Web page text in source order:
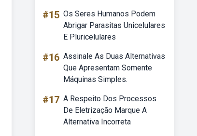
#15 Os Seres Humanos Podem
Abrigar Parasitas Unicelulares
E Pluricelulares
#16 Assinale As Duas Alternativas
Que Apresentam Somente
Máquinas Simples.
#17 A Respeito Dos Processos
De Eletrização Marque A
Alternativa Incorreta